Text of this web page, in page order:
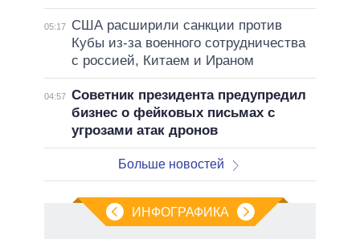
05:17
США расширили санкции против
Кубы из-за военного сотрудничества
с россией, Китаем и Ираном
04:57 Советник президента предупредил
бизнес о фейковых письмах с
угрозами атак дронов
Больше новостей
ИНФОГРАФИКА